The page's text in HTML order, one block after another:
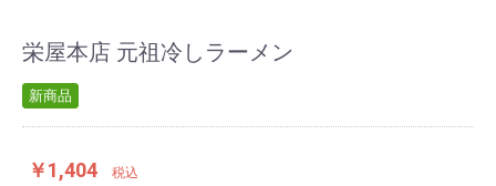
栄屋本店 元祖冷しラーメン
新商品
￥1,404 税込